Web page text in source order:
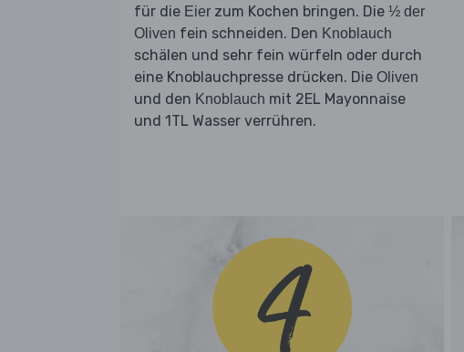
für die Eier zum Kochen bringen. Die ½ der
Oliven fein schneiden. Den Knoblauch
schälen und sehr fein würfeln oder durch
eine Knoblauchpresse drücken. Die Oliven
und den Knoblauch mit 2EL Mayonnaise
und 1TL Wasser verrühren.